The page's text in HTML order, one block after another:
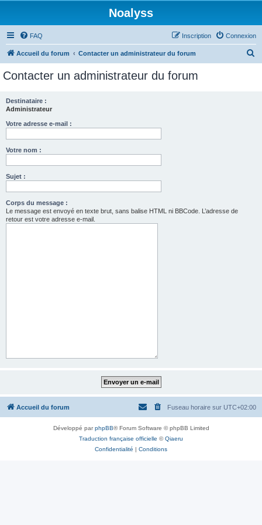
Noalyss
FAQ Connexion
Inscription
Accueil du forum Contacter un administrateur du forum
Contacter un administrateur du forum
Destinataire :
Administrateur
Votre adresse e-mail :
Votre nom :
Sujet :
Corps du message :
Le message est envoyé en texte brut, sans balise HTML ni BBCode. L’adresse de
retour est votre adresse e-mail.
Accueil du forum Fuseau horaire sur UTC+02:00
Développé parphpBB® Forum Software © phpBB Limited
Traduction française officielle ©Qiaeru
Confidentialité | Conditions